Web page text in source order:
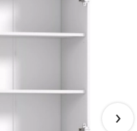
›